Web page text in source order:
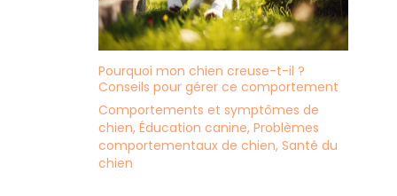
Pourquoi mon chien creuse-t-il ?
Conseils pour gérer ce comportement
Comportements et symptômes de
chien, Éducation canine, Problèmes
comportementaux de chien, Santé du
chien